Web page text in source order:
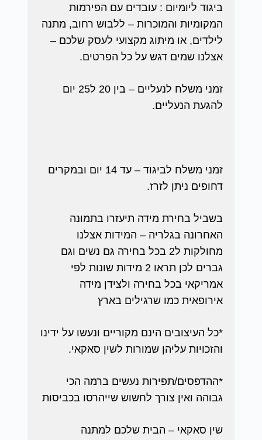
ביגוד ליומיום : עובדים עם הפירמות
המקומיות והמוכרות – ללבוש רחוב, מתנה
לילדים, או מיתוג מקצועי לעסק שלכם –
אצלנו שמים דגש על כל הפרטים.
זמני משלח לנעליים – בין 20 ל25 יום
להגעת הנעליים.
זמני משלח לביגוד – עד 14 יום ובמקרים
דחופים ניתן לזרז.
בשביל בחירת מידה תיעזרו בתמונה
האחרונה בגלריה – המידות אצלנו
מחולקות ל2 בכל בחירה גם נשים וגם
גברים לכן תראו 2 מידות שונות לפי
אמריקאי בכל בחירה ולצידן מידה
אירופאית כמו שרגילים בארץ
*כל העיצובים הינם מקוריים ונעשו על ידינו
והזכויות עליהן שמורות לשין סאקאי.
*ההדפסים/תפירות נעשים ברמה הכי
גבוהה ואין צורך לחשוש שייהרסו בכביסות
שין סאקאי – הבית שלכם למתנה